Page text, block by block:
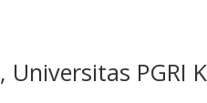
, Universitas PGRI